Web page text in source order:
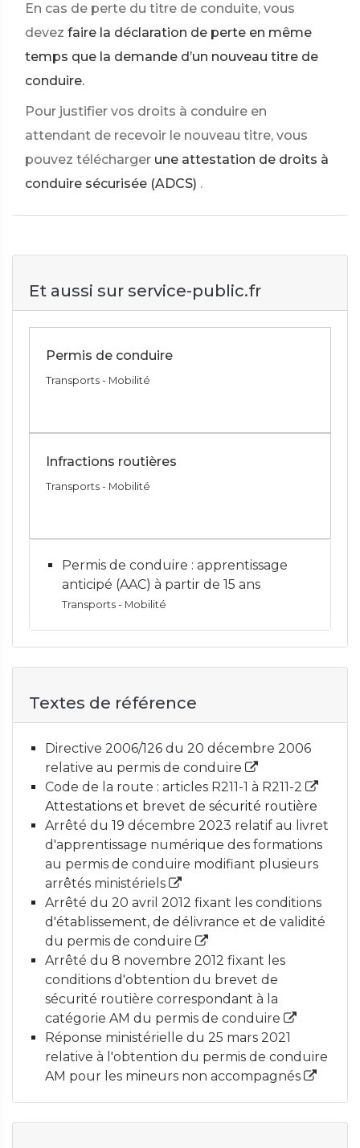
En cas de perte du titre de conduite, vous
devez faire la déclaration de perte en même
temps que la demande d’un nouveau titre de
conduire.
Pour justifier vos droits à conduire en
attendant de recevoir le nouveau titre, vous
pouvez télécharger une attestation de droits à
conduire sécurisée (ADCS) .
Et aussi sur service-public.fr
Permis de conduire
Transports - Mobilité
Infractions routières
Transports - Mobilité
Permis de conduire : apprentissage
anticipé (AAC) à partir de 15 ans
Transports - Mobilité
Textes de référence
Directive 2006/126 du 20 décembre 2006
relative au permis de conduire
Code de la route : articles R211-1 à R211-2
Attestations et brevet de sécurité routière
Arrêté du 19 décembre 2023 relatif au livret
d'apprentissage numérique des formations
au permis de conduire modifiant plusieurs
arrêtés ministériels
Arrêté du 20 avril 2012 fixant les conditions
d'établissement, de délivrance et de validité
du permis de conduire
Arrêté du 8 novembre 2012 fixant les
conditions d'obtention du brevet de
sécurité routière correspondant à la
catégorie AM du permis de conduire
Réponse ministérielle du 25 mars 2021
relative à l'obtention du permis de conduire
AM pour les mineurs non accompagnés